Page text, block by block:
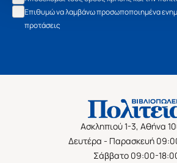
Επιθυμώ να λαμβάνω προσωποποιημένα
προτάσεις
Ασκληπιού 1-3, Αθήνα
Δευτέρα - Παρασκευή
Σάββατο 09:00-